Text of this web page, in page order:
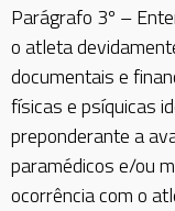
Parágrafo 3º –
o atleta
documentais e
físicas e psíquicas
preponderante a
paramédicos e/ou
ocorrência com o